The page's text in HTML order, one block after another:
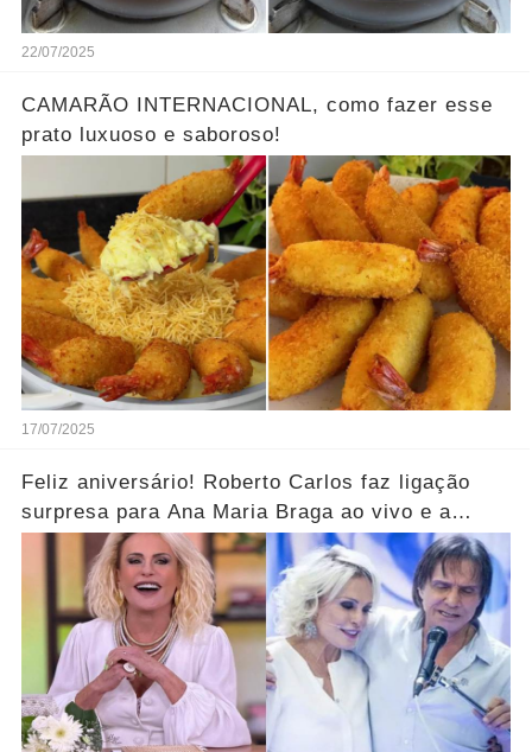
22/07/2025
CAMARÃO INTERNACIONAL, como fazer esse
prato luxuoso e saboroso!
17/07/2025
Feliz aniversário! Roberto Carlos faz ligação
surpresa para Ana Maria Braga ao vivo e a
parabeniza pelo aniversário..... Ver mais